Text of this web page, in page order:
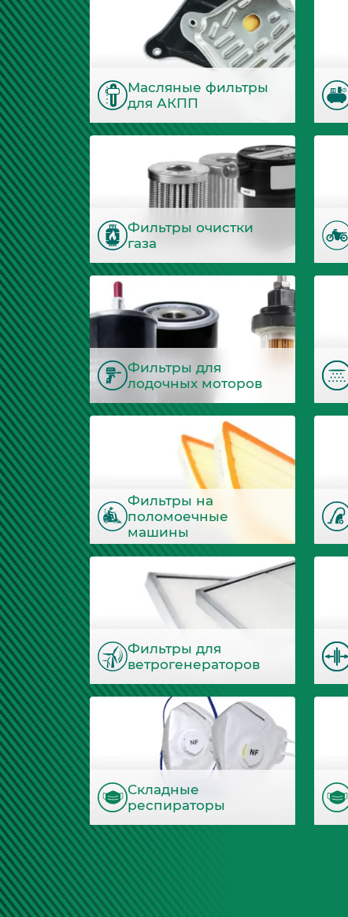
Масляные фильтры
для АКПП
Фильтры очистки
газа
Фильтры для
лодочных моторов
Фильтры на
поломоечные
машины
Фильтры для
ветрогенераторов
Складные
респираторы